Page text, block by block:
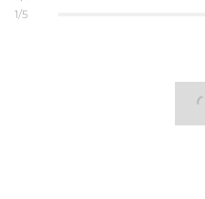
1/5